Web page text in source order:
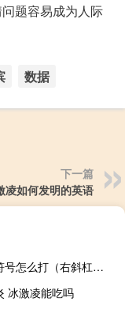
题容易成为人际
数据
下一篇
凌如何发明的英语
右斜杠符号怎么打（右斜杠怎么打）
冰激凌能吃吗